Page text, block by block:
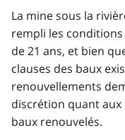
La mine sous la
rempli les
de 21 ans, et bien
clauses des baux
renouvellements
discrétion quant aux
baux renouvelés.